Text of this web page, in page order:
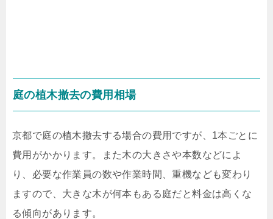
庭の植木撤去の費用相場
京都で庭の植木撤去する場合の費用ですが、 1本ごとに
費用がかかります。また木の大きさや本数などによ
り、必要な作業員の数や作業時間、重機なども変わり
ますので、大きな木が何本もある庭だと料金は高くな
る傾向があります。